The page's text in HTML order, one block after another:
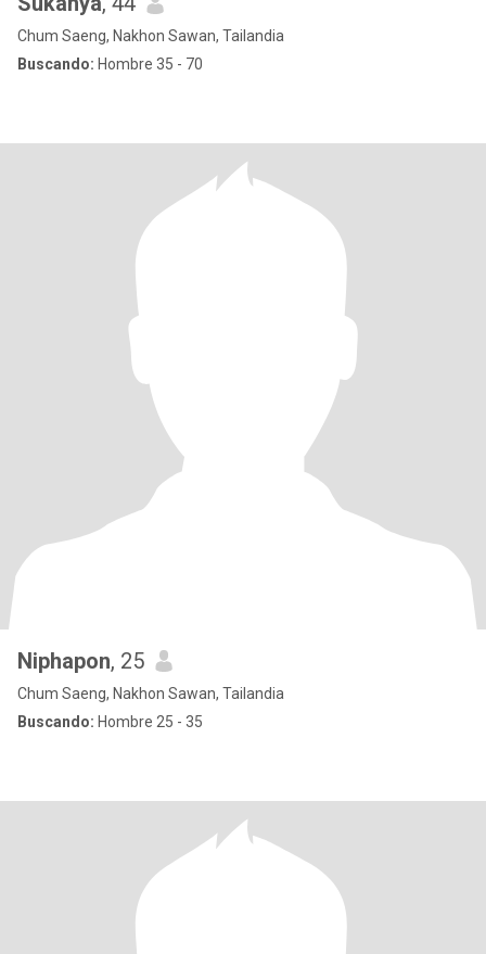
Chum Saeng, Nakhon Sawan, Tailandia
Buscando: Hombre 35 - 70
Niphapon, 25
Chum Saeng, Nakhon Sawan, Tailandia
Buscando: Hombre 25 - 35